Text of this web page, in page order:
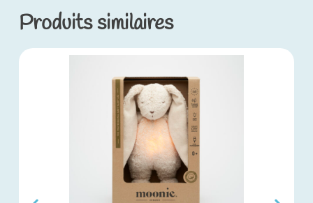
Produits similaires